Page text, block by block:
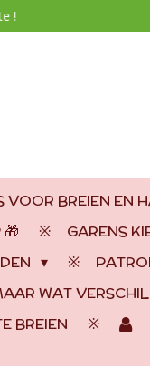
!
VOOR BREIEN EN
GARENS
WAT
BREIEN